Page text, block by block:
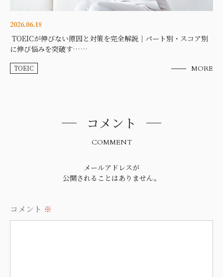
2026.06.18
TOEICが伸びない原因と対策を完全解説｜パート別・スコア別
に伸び悩みを突破す……
TOEIC MORE
コメント
COMMENT
メールアドレスが
公開されることはありません。
コメント ※